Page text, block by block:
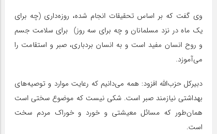
وی گفت که بر اساس تحقیقات انجام شده، روزه‌داری (چه برای
یک ماه در نزد مسلمانان و چه برای سه روز) برای سلامت جسم
و روح انسان مفید است و به انسان بردباری، صبر و استقامت را
می‌آموزد.
دبیرکل حزب‌الله افزود: همه می‌دانیم که رعایت موارد و توصیه‌های
بهداشتی نیازمند صبر است. شکی نیست که موضوع سختی است
همان‌طور که مسائل معیشتی و خورد و خوراک مردم سخت
است.